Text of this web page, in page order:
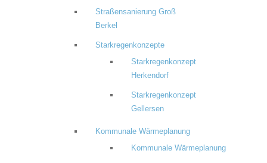
Straßensanierung Groß
Berkel
Starkregenkonzepte
Starkregenkonzept
Herkendorf
Starkregenkonzept
Gellersen
Kommunale Wärmeplanung
Kommunale Wärmeplanung